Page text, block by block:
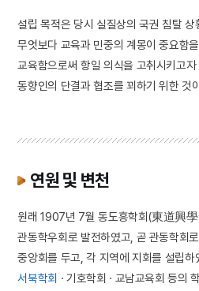
설립 목적은 당시 실질상의 국권 침탈
무엇보다 교육과 민중의 계몽이 중요함
교육함으로써 항일 의식을 고취시키고
동향인의 단결과 협조를 꾀하기 위한 것
연원 및 변천
원래 1907년 7월 동도흥학회(東道興
관동학우회로 발전하였고, 곧 관동학회
중앙회를 두고, 각 지역에 지회를 설립
서북학회 · 기호학회 · 교남교육회 등의